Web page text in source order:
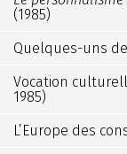
(1985)
Quelques-uns
Vocation
1985)
L’Europe des